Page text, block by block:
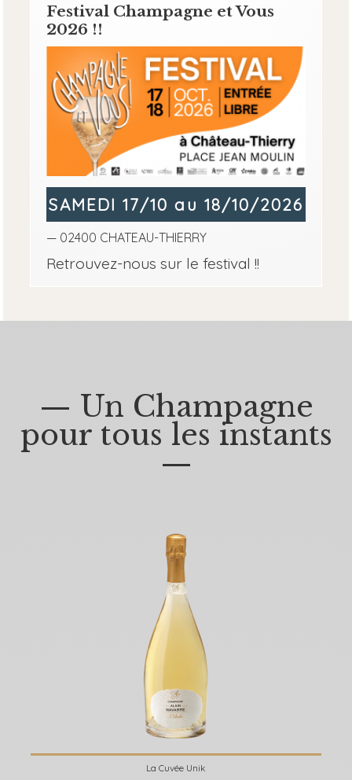
Festival Champagne et Vous
2026 !!
SAMEDI 17/10 au 18/10/2026
— 02400 CHATEAU-THIERRY
Retrouvez-nous sur le festival !!
— Un Champagne
pour tous les instants
—
La Cuvée Unik